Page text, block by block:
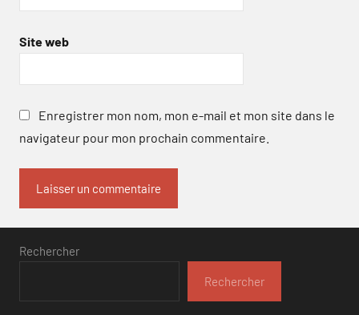
Site web
Enregistrer mon nom, mon e-mail et mon site dans le
navigateur pour mon prochain commentaire.
Rechercher
Rechercher